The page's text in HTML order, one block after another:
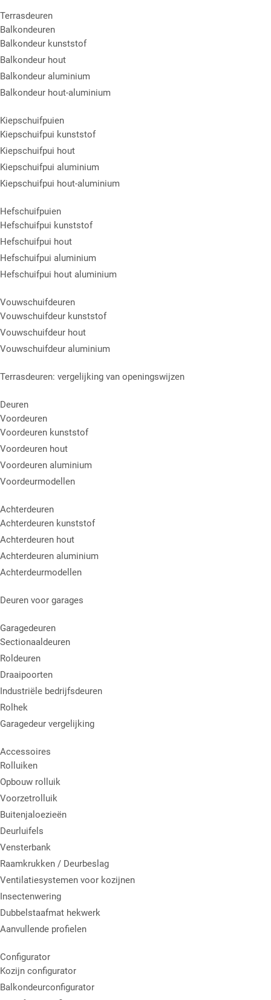
Terrasdeuren
Balkondeuren
Balkondeur kunststof
Balkondeur hout
Balkondeur aluminium
Balkondeur hout-aluminium
Kiepschuifpuien
Kiepschuifpui kunststof
Kiepschuifpui hout
Kiepschuifpui aluminium
Kiepschuifpui hout-aluminium
Hefschuifpuien
Hefschuifpui kunststof
Hefschuifpui hout
Hefschuifpui aluminium
Hefschuifpui hout aluminium
Vouwschuifdeuren
Vouwschuifdeur kunststof
Vouwschuifdeur hout
Vouwschuifdeur aluminium
Terrasdeuren: vergelijking van openingswijzen
Deuren
Voordeuren
Voordeuren kunststof
Voordeuren hout
Voordeuren aluminium
Voordeurmodellen
Achterdeuren
Achterdeuren kunststof
Achterdeuren hout
Achterdeuren aluminium
Achterdeurmodellen
Deuren voor garages
Garagedeuren
Sectionaaldeuren
Roldeuren
Draaipoorten
Industriële bedrijfsdeuren
Rolhek
Garagedeur vergelijking
Accessoires
Rolluiken
Opbouw rolluik
Voorzetrolluik
Buitenjaloezieën
Deurluifels
Vensterbank
Raamkrukken / Deurbeslag
Ventilatiesystemen voor kozijnen
Insectenwering
Dubbelstaafmat hekwerk
Aanvullende profielen
Configurator
Kozijn configurator
Balkondeurconfigurator